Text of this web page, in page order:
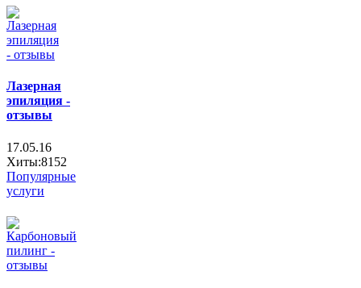
Лазерная
эпиляция -
отзывы
17.05.16
Хиты:8152
Популярные
услуги